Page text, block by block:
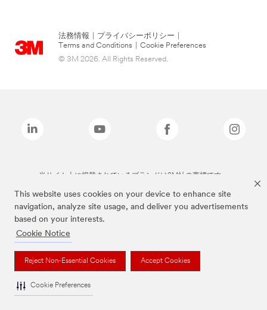
This website uses cookies on your device to enhance site
navigation, analyze site usage, and deliver you advertisements
based on your interests.
Cookie Notice
Reject Non-Essential Cookies Accept Cookies
Cookie Preferences
法務情報 プライバシーポリシー
Terms and Conditions
Cookie Preferences
© 3M 2026. All Rights Reserved.
当サイト上に掲載されているブランドは3M社の商標です。